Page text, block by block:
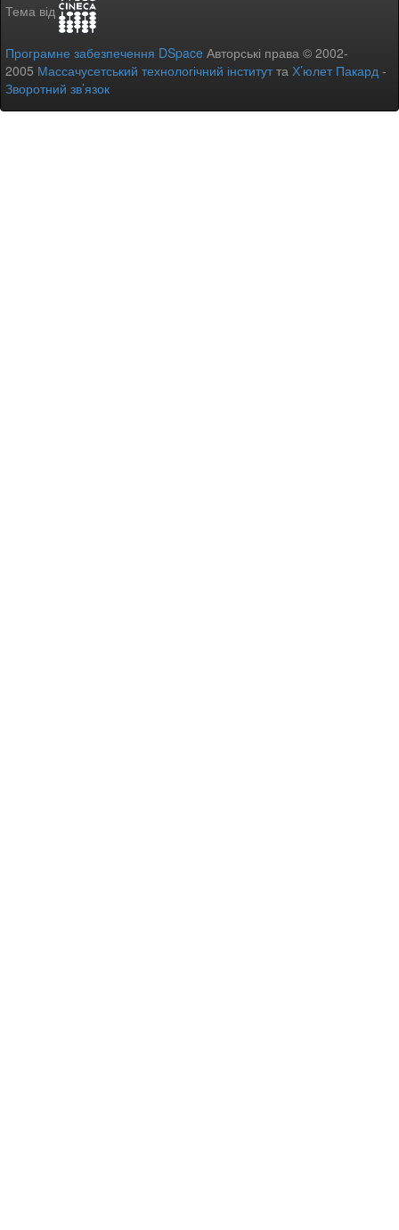
Тема від
Програмне забезпечення DSpace Авторські права © 2002-
2005 Массачусетський технологічний інститутта Х’юлет Пакард -
Зворотний зв’язок